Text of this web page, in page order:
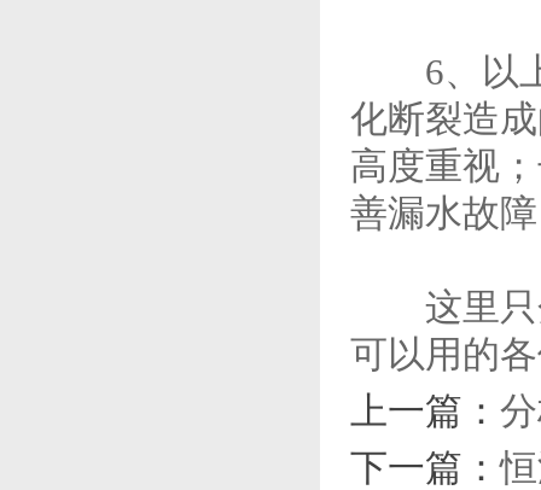
6、以上
化断裂造
高度重视
善漏水故
这里只分
可以用的
上一篇：
下一篇：